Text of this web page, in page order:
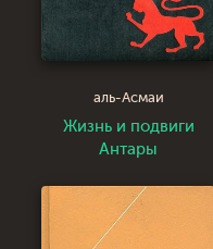
аль-Асмаи
Жизнь и подвиги
Антары